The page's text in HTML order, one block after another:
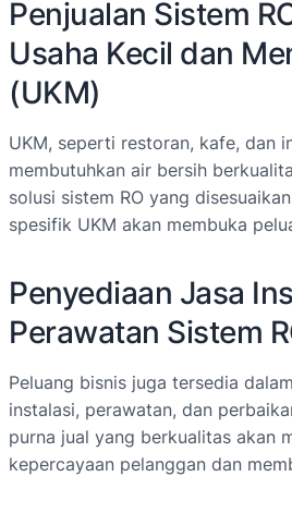
Penjualan Sistem
Usaha Kecil dan
(UKM)
UKM, seperti restoran, kafe, dan
membutuhkan air bersih
solusi sistem RO yang
spesifik UKM akan membuka
Penyediaan Jasa
Perawatan Sistem
Peluang bisnis juga tersedia
instalasi, perawatan, dan
purna jual yang berkualitas akan
kepercayaan pelanggan dan